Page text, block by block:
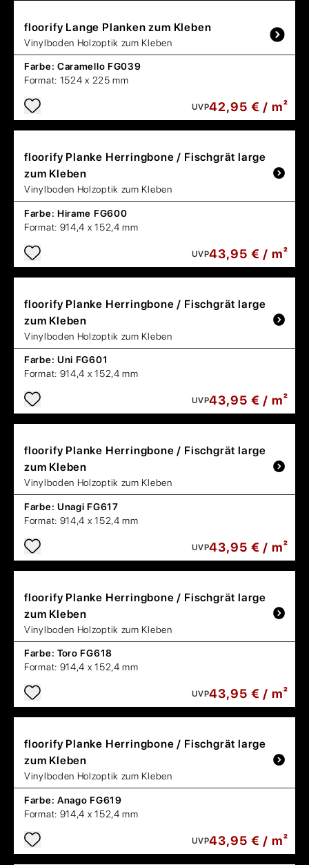
floorify Lange Planken zum Kleben
Vinylboden Holzoptik zum Kleben
Farbe: Caramello FG039
Format: 1524 x 225 mm
UVP42,95 € / m²
floorify Planke Herringbone / Fischgrät large
zum Kleben
Vinylboden Holzoptik zum Kleben
Farbe: Hirame FG600
Format: 914,4 x 152,4 mm
UVP43,95 € / m²
floorify Planke Herringbone / Fischgrät large
zum Kleben
Vinylboden Holzoptik zum Kleben
Farbe: Uni FG601
Format: 914,4 x 152,4 mm
UVP43,95 € / m²
floorify Planke Herringbone / Fischgrät large
zum Kleben
Vinylboden Holzoptik zum Kleben
Farbe: Unagi FG617
Format: 914,4 x 152,4 mm
UVP43,95 € / m²
floorify Planke Herringbone / Fischgrät large
zum Kleben
Vinylboden Holzoptik zum Kleben
Farbe: Toro FG618
Format: 914,4 x 152,4 mm
UVP43,95 € / m²
floorify Planke Herringbone / Fischgrät large
zum Kleben
Vinylboden Holzoptik zum Kleben
Farbe: Anago FG619
Format: 914,4 x 152,4 mm
UVP43,95 € / m²